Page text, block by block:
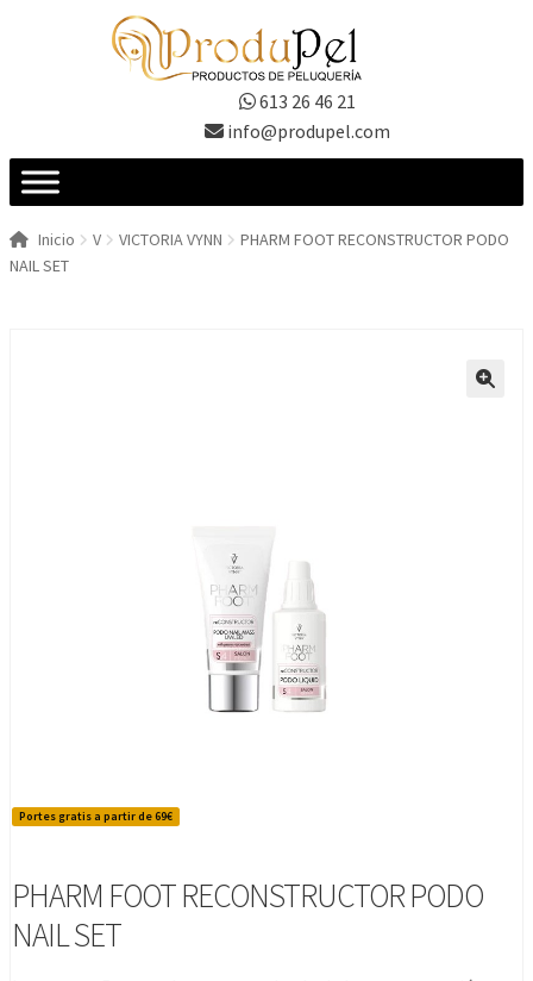
613 26 46 21
info@produpel.com
Inicio V VICTORIA VYNN
PHARM FOOT RECONSTRUCTOR PODO
NAIL SET
Portes gratis a partir de 69€
PHARM FOOT RECONSTRUCTOR PODO
NAIL SET